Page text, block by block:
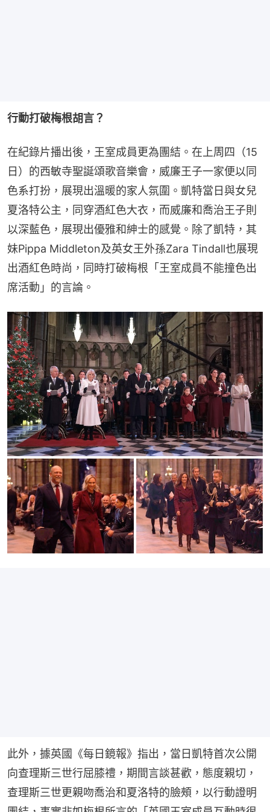
行動打破梅根胡言？
在紀錄片播出後，王室成員更為團結。在上周四（15
日）的西敏寺聖誕頌歌音樂會，威廉王子一家便以同
色系打扮，展現出溫暖的家人氛圍。凱特當日與女兒
夏洛特公主，同穿酒紅色大衣，而威廉和喬治王子則
以深藍色，展現出優雅和紳士的感覺。除了凱特，其
妹Pippa Middleton及英女王外孫Zara Tindall也展現
出酒紅色時尚，同時打破梅根「王室成員不能撞色出
席活動」的言論。
此外，據英國《每日鏡報》指出，當日凱特首次公開
向查理斯三世行屈膝禮，期間言談甚歡，態度親切，
查理斯三世更親吻喬治和夏洛特的臉頰，以行動證明